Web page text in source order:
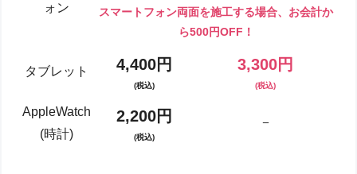
ォン
スマートフォン両面を施工する場合、お会計か
ら500円OFF！
タブレット 4,400円
(税込)
3,300円
(税込)
AppleWatch
(時計)
2,200円
(税込)
ー